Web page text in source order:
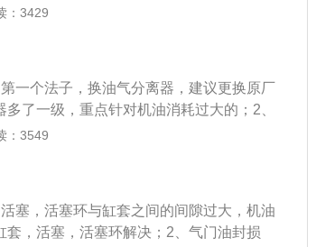
师水平能保障，费用能承受的话，你可以
；3、具体诊断你可以看废气是从什么地
因，可解体发动机，更换四配套即可解
由上述烟雾从机油加注孔冒出，如果是，
：3429
一个法子，换油气分离器，建议更换原厂
了一级，重点针对机油消耗过大的；2、
更直接”，多检查自己的车底和发动机，有
：3549
塞，活塞环与缸套之间的间隙过大，机油
，活塞，活塞环解决；2、气门油封损